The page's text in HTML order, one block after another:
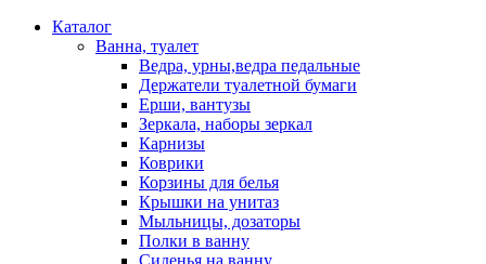
Каталог
Ванна, туалет
Ведра, урны,ведра педальные
Держатели туалетной бумаги
Ерши, вантузы
Зеркала, наборы зеркал
Карнизы
Коврики
Корзины для белья
Крышки на унитаз
Мыльницы, дозаторы
Полки в ванну
Сиденья на ванну